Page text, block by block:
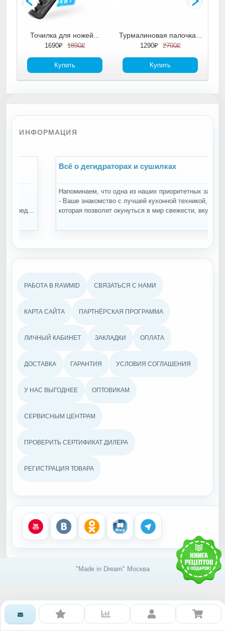
ножей... Турмалиновая палочка...
1290₽
Дымогенератор
1900₽
ИНФОРМАЦИЯ
Всё о дегидраторах и сушилках
Напоминаем, что одна из наших приоритетных задач
- Ваше знакомство с лучшей кухонной техникой,
которая позволит окунуться в мир свежести, вкуса...
РАБОТА В RAWMID СВЯЗАТЬСЯ С НАМИ
КАРТА САЙТА ПАРТНЁРСКАЯ ПРОГРАММА
ЛИЧНЫЙ КАБИНЕТ ЗАКЛАДКИ ОПЛАТА
ДОСТАВКА ГАРАНТИЯ УСЛОВИЯ СОГЛАШЕНИЯ
У НАС ВЫГОДНЕЕ ОПТОВИКАМ
СЕРВИСНЫМ ЦЕНТРАМ
ПРОВЕРИТЬ СЕРТИФИКАТ ДИЛЕРА
РЕГИСТРАЦИЯ ТОВАРА
"Made in Dream" Москва